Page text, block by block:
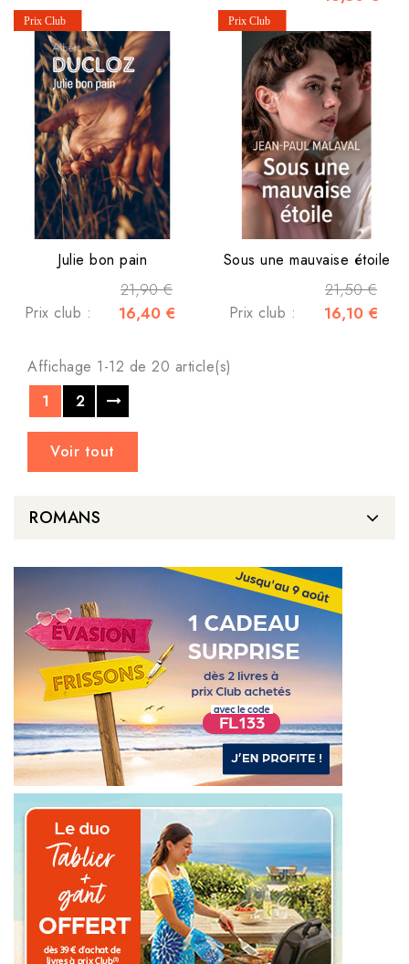
Julie bon pain
21,90 €
Prix club : 16,40 €
Sous une mauvaise étoile
21,50 €
Prix club : 16,10 €
Affichage 1-12 de 20 article(s)
1
2
Voir tout
ROMANS